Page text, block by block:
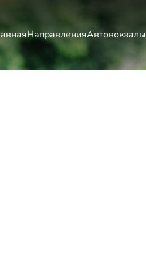
НаправленияАвтовокзалы